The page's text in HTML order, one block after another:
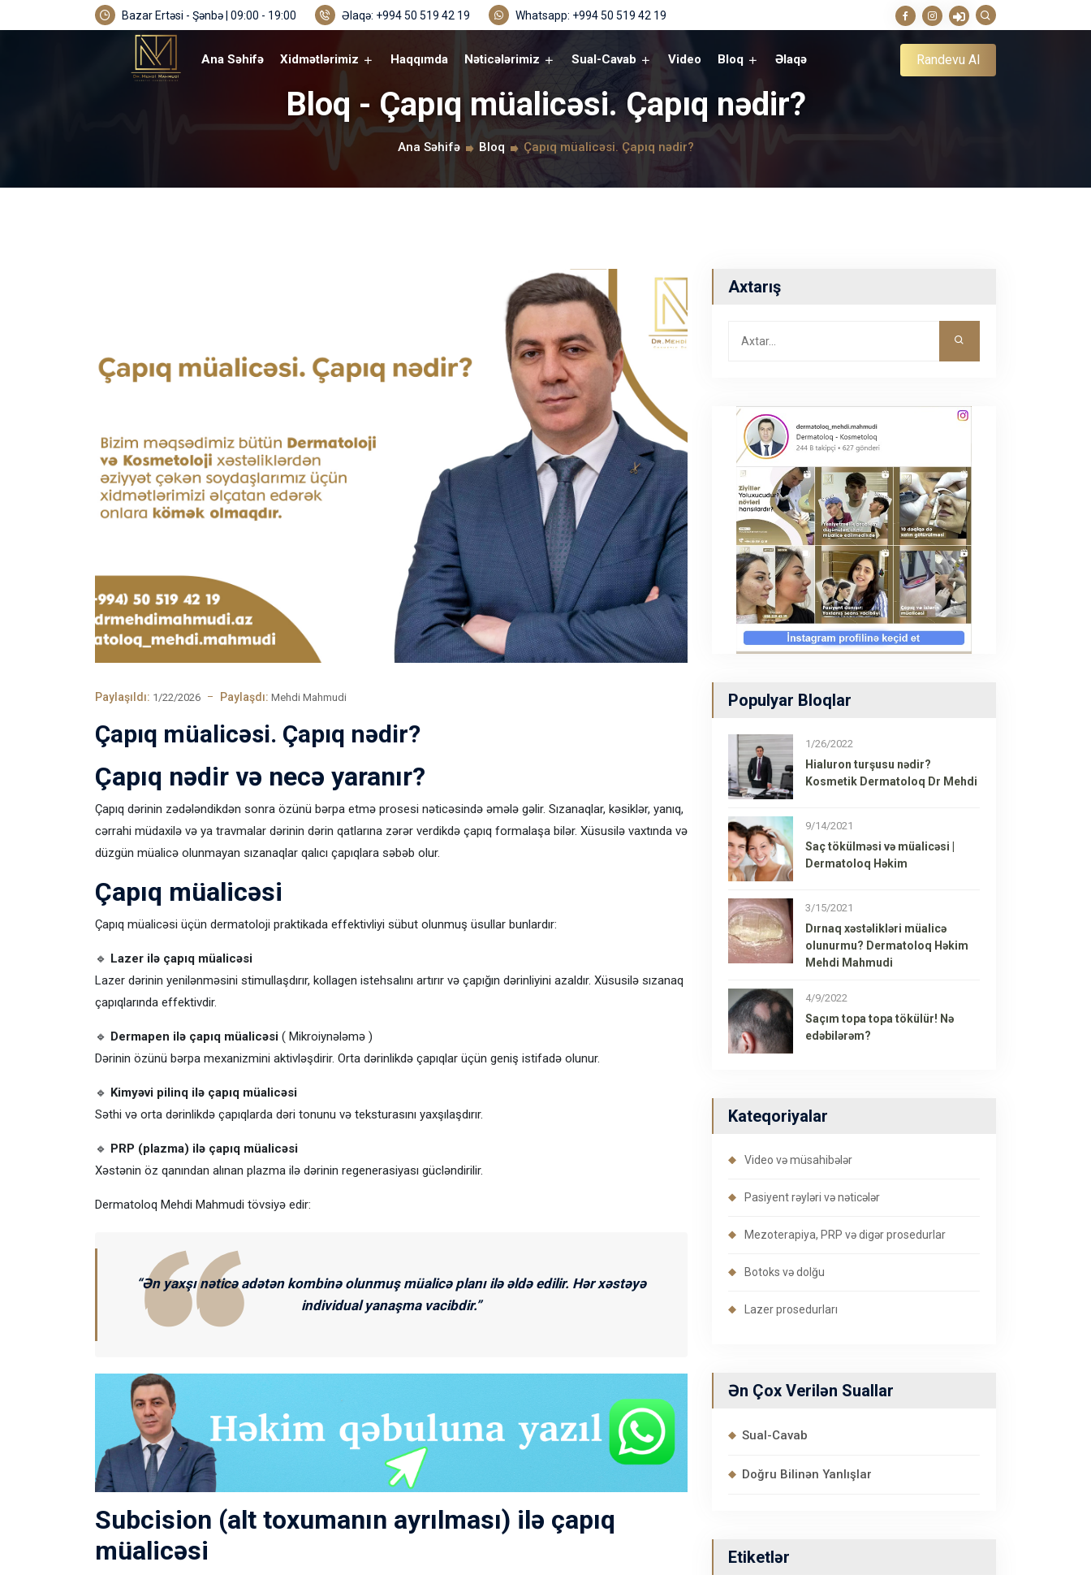
Bazar Ertəsi - Şənbə | 09:00 - 19:00 Əlaqə: +994 50 519 42 19 Whatsapp: +994 50 519 42 19
Ana Səhifə Xidmətlərimiz Haqqımda Nəticələrimiz Sual-Cavab Video Bloq Əlaqə Randevu Al
Bloq - Çapıq müalicəsi. Çapıq nədir?
Ana Səhifə Bloq Çapıq müalicəsi. Çapıq nədir?
Paylaşıldı: 1/22/2026 Paylaşdı: Mehdi Mahmudi
Çapıq müalicəsi. Çapıq nədir?
Çapıq nədir və necə yaranır?
Çapıq dərinin zədələndikdən sonra özünü bərpa etmə prosesi nəticəsində əmələ gəlir. Sızanaqlar, kəsiklər, yanıq,
cərrahi müdaxilə və ya travmalar dərinin dərin qatlarına zərər verdikdə çapıq formalaşa bilər. Xüsusilə vaxtında və
düzgün müalicə olunmayan sızanaqlar qalıcı çapıqlara səbəb olur.
Çapıq müalicəsi
Çapıq müalicəsi üçün dermatoloji praktikada effektivliyi sübut olunmuş üsullar bunlardır:
🔹 Lazer ilə çapıq müalicəsi
Lazer dərinin yenilənməsini stimullaşdırır, kollagen istehsalını artırır və çapığın dərinliyini azaldır. Xüsusilə sızanaq
çapıqlarında effektivdir.
🔹 Dermapen ilə çapıq müalicəsi ( Mikroiynələmə )
Dərinin özünü bərpa mexanizmini aktivləşdirir. Orta dərinlikdə çapıqlar üçün geniş istifadə olunur.
🔹 Kimyəvi pilinq ilə çapıq müalicəsi
Səthi və orta dərinlikdə çapıqlarda dəri tonunu və teksturasını yaxşılaşdırır.
🔹 PRP (plazma) ilə çapıq müalicəsi
Xəstənin öz qanından alınan plazma ilə dərinin regenerasiyası gücləndirilir.
Dermatoloq Mehdi Mahmudi tövsiyə edir:
“Ən yaxşı nəticə adətən kombinə olunmuş müalicə planı ilə əldə edilir. Hər xəstəyə
individual yanaşma vacibdir.”
Subcision (alt toxumanın ayrılması) ilə çapıq
müalicəsi
Axtarış
Populyar Bloqlar
1/26/2022
Hialuron turşusu nədir?
Kosmetik Dermatoloq Dr Mehdi
9/14/2021
Saç tökülməsi və müalicəsi |
Dermatoloq Həkim
3/15/2021
Dırnaq xəstəlikləri müalicə
olunurmu? Dermatoloq Həkim
Mehdi Mahmudi
4/9/2022
Saçım topa topa tökülür! Nə
edəbilərəm?
Kateqoriyalar
Video və müsahibələr
Pasiyent rəyləri və nəticələr
Mezoterapiya, PRP və digər prosedurlar
Botoks və dolğu
Lazer prosedurları
Ən Çox Verilən Suallar
Sual-Cavab
Doğru Bilinən Yanlışlar
Etiketlər